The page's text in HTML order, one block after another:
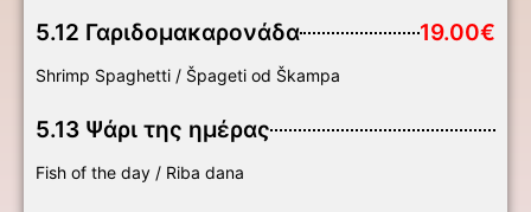
5.12 Γαριδομακαρονάδα 19.00€
Shrimp Spaghetti / Špageti od Škampa
5.13 Ψάρι της ημέρας
Fish of the day / Riba dana